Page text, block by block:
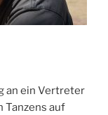
an ein Vertreter
Tanzens auf